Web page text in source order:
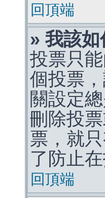
回頂端
» 我該
投票只
個投票
關設定
刪除投
票，就
了防止
回頂端